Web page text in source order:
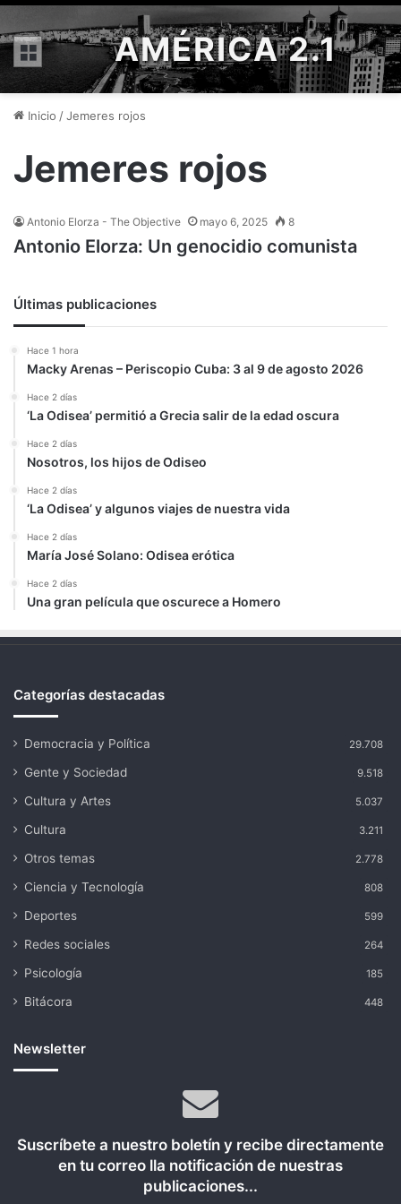
Menú AMÉRICA 2.1
Inicio /Jemeres rojos
Jemeres rojos
Antonio Elorza - The Objective mayo 6, 2025 8
Antonio Elorza: Un genocidio comunista
Últimas publicaciones
Hace 1 hora
Macky Arenas – Periscopio Cuba: 3 al 9 de agosto 2026
Hace 2 días
‘La Odisea’ permitió a Grecia salir de la edad oscura
Hace 2 días
Nosotros, los hijos de Odiseo
Hace 2 días
‘La Odisea’ y algunos viajes de nuestra vida
Hace 2 días
María José Solano: Odisea erótica
Hace 2 días
Una gran película que oscurece a Homero
Categorías destacadas
Democracia y Política 29.708
Gente y Sociedad 9.518
Cultura y Artes 5.037
Cultura 3.211
Otros temas 2.778
Ciencia y Tecnología 808
Deportes 599
Redes sociales 264
Psicología 185
Bitácora 448
Newsletter
Suscríbete a nuestro boletín y recibe directamente
en tu correo lla notificación de nuestras
publicaciones...